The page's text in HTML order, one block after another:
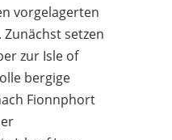
vorgelagerten
setzen
zur Isle of
bergige
Fionnphort